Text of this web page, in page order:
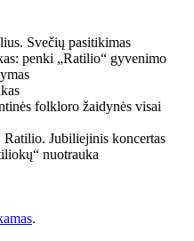
Svečių pasitikimas
penki „Ratilio“ gyvenimo
folkloro žaidynės visai
Jubiliejinis koncertas
nuotrauka
.